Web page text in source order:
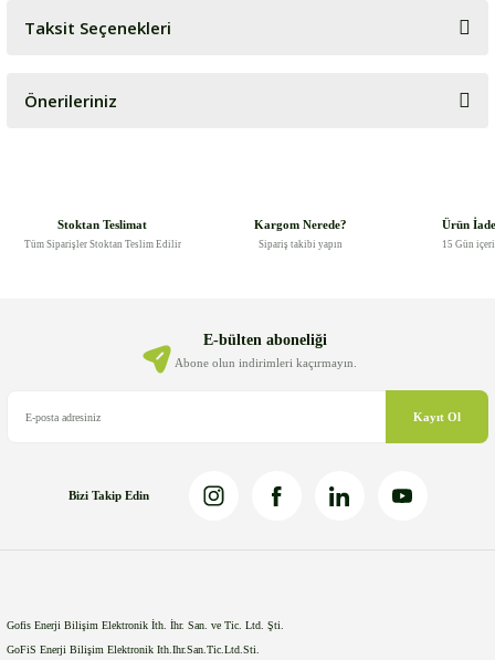
Bu ürüne ilk yorumu siz yapın!
Taksit Seçenekleri
Önerileriniz
Ürün bilgilerinde hatalar bulunuyor.
Ürün fiyatı diğer sitelerden daha pahalı.
Stoktan Teslimat
Tüm Siparişler Stoktan Teslim Edilir
Kargom Nerede?
Sipariş takibi yapın
Ürün
15 Gün
E-bülten aboneliği
Abone olun indirimleri kaçırmayın.
Kayıt Ol
Bizi Takip Edin
Gofis Enerji Bilişim Elektronik İth. İhr. San. ve Tic. Ltd. Şti.
GoFiS Enerji Bilişim Elektronik Ith.Ihr.San.Tic.Ltd.Sti.